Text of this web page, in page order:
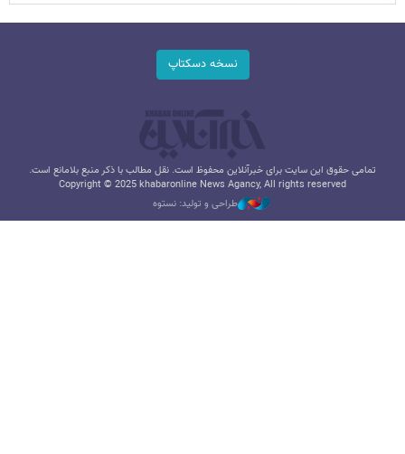
نسخه دسکتاپ
تمامی حقوق این سایت برای خبرآنلاین محفوظ است. نقل مطالب با ذکر منبع بلامانع است.
Copyright © 2025 khabaronline News Agancy, All rights reserved
طراحی و تولید: نستوه